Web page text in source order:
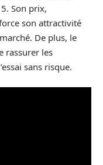
Son prix,
son attractivité
De plus, le
rassurer les
sans risque.